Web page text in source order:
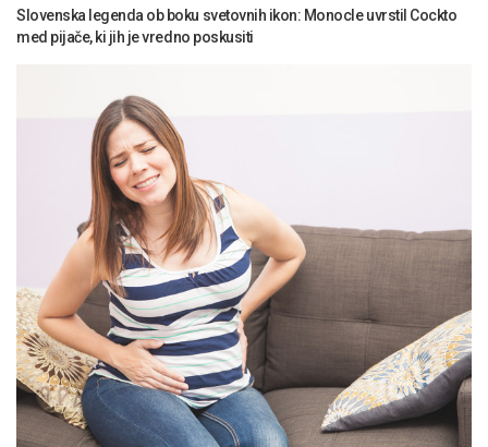
Slovenska legenda ob boku svetovnih ikon: Monocle uvrstil Cockto
med pijače, ki jih je vredno poskusiti